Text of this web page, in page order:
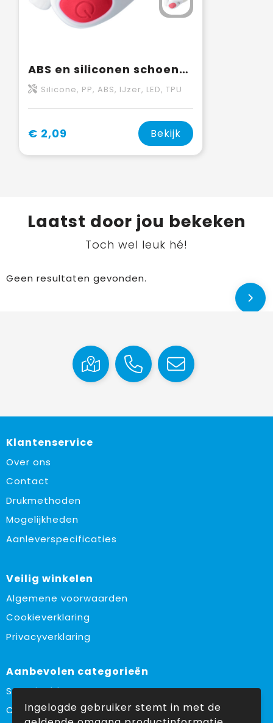
ABS en siliconen schoenclip Rosanna
Silicone, PP, ABS, IJzer, LED, TPU
€ 2,09 Bekijk
Laatst door jou bekeken
Toch wel leuk hé!
Geen resultaten gevonden.
Klantenservice
Over ons
Contact
Drukmethoden
Mogelijkheden
Aanleverspecificaties
Veilig winkelen
Algemene voorwaarden
Cookieverklaring
Privacyverklaring
Aanbevolen categorieën
Sustainable
Custom made
Ingelogde gebruiker stemt in met de